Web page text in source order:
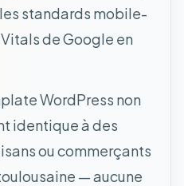
standards mobile-
de Google en
WordPress non
identique à des
ou commerçants
— aucune